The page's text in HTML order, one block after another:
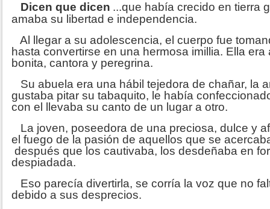
Dicen que dicen ...que había crecido en tierra
amaba su libertad e independencia.
Al llegar a su adolescencia, el cuerpo fue
hasta convertirse en una hermosa imillia. Ella
bonita, cantora y peregrina.
Su abuela era una hábil tejedora de chañar, la
gustaba pitar su tabaquito, le había
con el llevaba su canto de un lugar a otro.
La joven, poseedora de una preciosa, dulce y
el fuego de la pasión de aquellos que se
después que los cautivaba, los desdeñaba en
despiadada.
Eso parecía divertirla, se corría la voz que no
debido a sus desprecios.